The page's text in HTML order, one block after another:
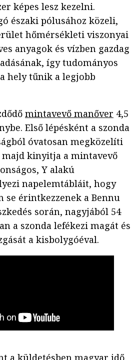
képes lesz kezelni.
északi pólusához közeli,
hőmérsékleti viszonyai
anyagok és vízben gazdag
így tudományos
hely tűnik a legjobb
mintavevő manőver 4,5
Első lépésként a szonda
óvatosan megközelíti
kinyitja a mintavevő
Y alakú
napelemtábláit, hogy
se érintkezzenek a Bennu
során, nagyjából 54
a szonda lefékezi magát és
a kisbolygóéval.
a küldetésben magyar idő